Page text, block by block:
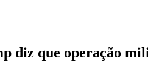
diz que operação